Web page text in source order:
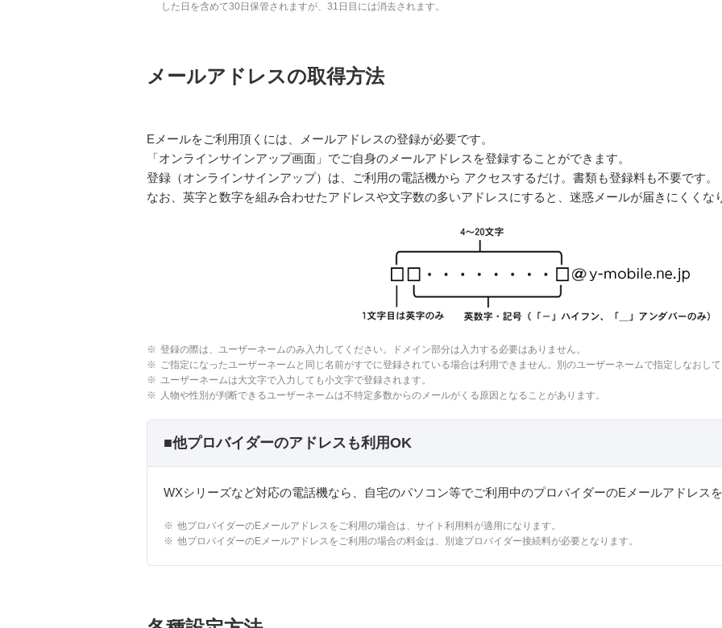
した日を含めて30日保管されますが、31日目には消去されます。
メールアドレスの取得方法
Eメールをご利用頂くには、メールアドレスの登録が必要です。
「オンラインサインアップ画面」でご自身のメールアドレスを登録することができます。
登録（オンラインサインアップ）は、ご利用の電話機から アクセスするだけ。書類も登録料も不要です。
なお、英字と数字を組み合わせたアドレスや文字数の多いアドレスにすると、迷惑メールが届きにくくな
※ 登録の際は、ユーザーネームのみ入力してください。ドメイン部分は入力する必要はありません。
※ ご指定になったユーザーネームと同じ名前がすでに登録されている場合は利用できません。別のユーザーネームで指定しなおして
※ ユーザーネームは大文字で入力しても小文字で登録されます。
※ 人物や性別が判断できるユーザーネームは不特定多数からのメールがくる原因となることがあります。
■他プロバイダーのアドレスも利用OK
WXシリーズなど対応の電話機なら、自宅のパソコン等でご利用中のプロバイダーのEメールアドレスを
※ 他プロバイダーのEメールアドレスをご利用の場合は、サイト利用料が適用になります。
※ 他プロバイダーのEメールアドレスをご利用の場合の料金は、別途プロバイダー接続料が必要となります。